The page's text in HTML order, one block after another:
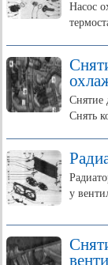
Насос
Снятие
Снять
у